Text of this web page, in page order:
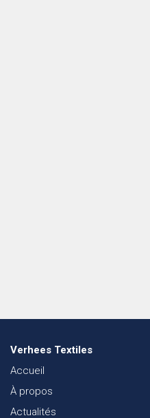
Verhees Textiles
Accueil
À propos
Actualités